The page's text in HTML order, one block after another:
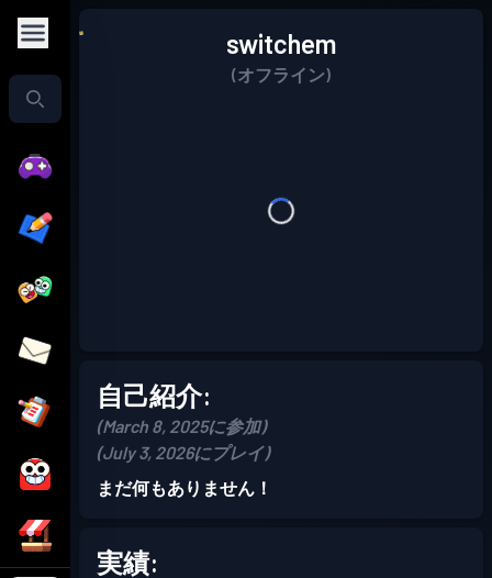
switchem
(オフライン)
自己紹介:
(March 8, 2025に参加)
(July 3, 2026にプレイ)
まだ何もありません！
実績: